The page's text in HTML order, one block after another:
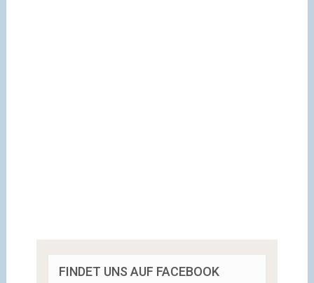
FINDET UNS AUF FACEBOOK